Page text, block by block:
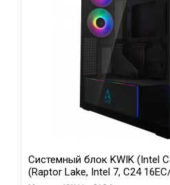
Системный блок KWIK (Intel
(Raptor Lake, Intel 7, C24